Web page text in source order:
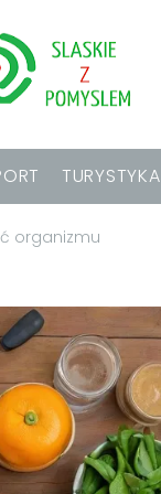
TURYSTYKA
organizmu